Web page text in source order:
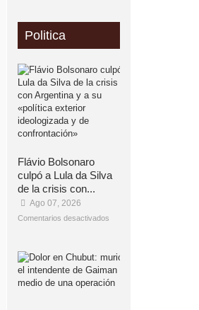
Politica
Flávio Bolsonaro
culpó a Lula da Silva
de la crisis con...
Ago 07, 2026
Comentarios desactivados